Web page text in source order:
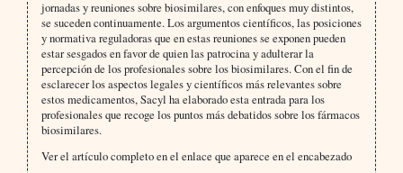
jornadas y reuniones sobre biosimilares, con enfoques muy distintos,
se suceden continuamente. Los argumentos científicos, las posiciones
y normativa reguladoras que en estas reuniones se exponen pueden
estar sesgados en favor de quien las patrocina y adulterar la
percepción de los profesionales sobre los biosimilares. Con el fin de
esclarecer los aspectos legales y científicos más relevantes sobre
estos medicamentos, Sacyl ha elaborado esta entrada para los
profesionales que recoge los puntos más debatidos sobre los fármacos
biosimilares.
Ver el artículo completo en el enlace que aparece en el encabezado